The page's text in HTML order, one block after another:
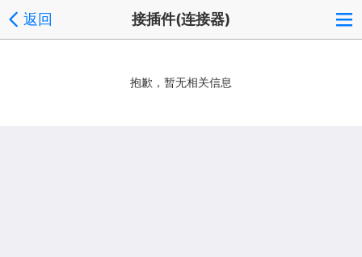
返回 接插件(连接器)
抱歉，暂无相关信息